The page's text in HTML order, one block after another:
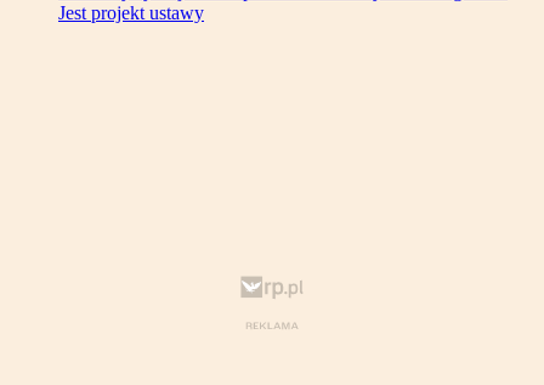
Jest projekt ustawy